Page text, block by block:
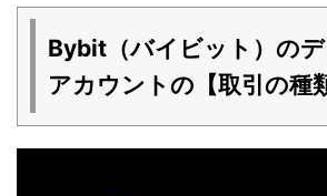
Bybit（バイビット）の
アカウントの【取引の種